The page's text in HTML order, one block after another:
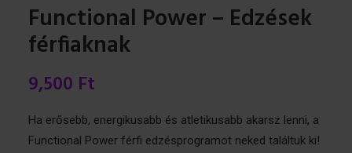
Functional Power – Edzések
férfiaknak
9,500 Ft
Ha erősebb, energikusabb és atletikusabb akarsz lenni, a
Functional Power férfi edzésprogramot neked találtuk ki!